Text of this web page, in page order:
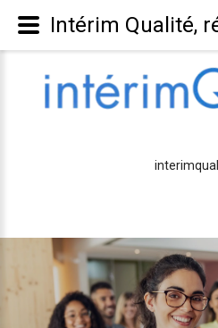
Intérim Qualité,